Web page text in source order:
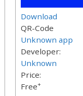
Download
QR-Code
Unknown app
Developer:
Unknown
Price:
Free+